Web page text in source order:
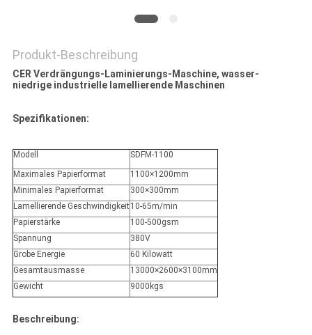
Produkt-Beschreibung
CER Verdrängungs-Laminierungs-Maschine, wasser-
niedrige industrielle lamellierende Maschinen
Spezifikationen:
Modell
SDFM-1100
Maximales Papierformat
1100×1200mm
Minimales Papierformat
300×300mm
Lamellierende Geschwindigkeit10-65m/min
Papierstärke
100-500gsm
Spannung
380V
Grobe Energie
60 Kilowatt
Gesamtausmasse
13000×2600×3100mm
Gewicht
9000kgs
Beschreibung: